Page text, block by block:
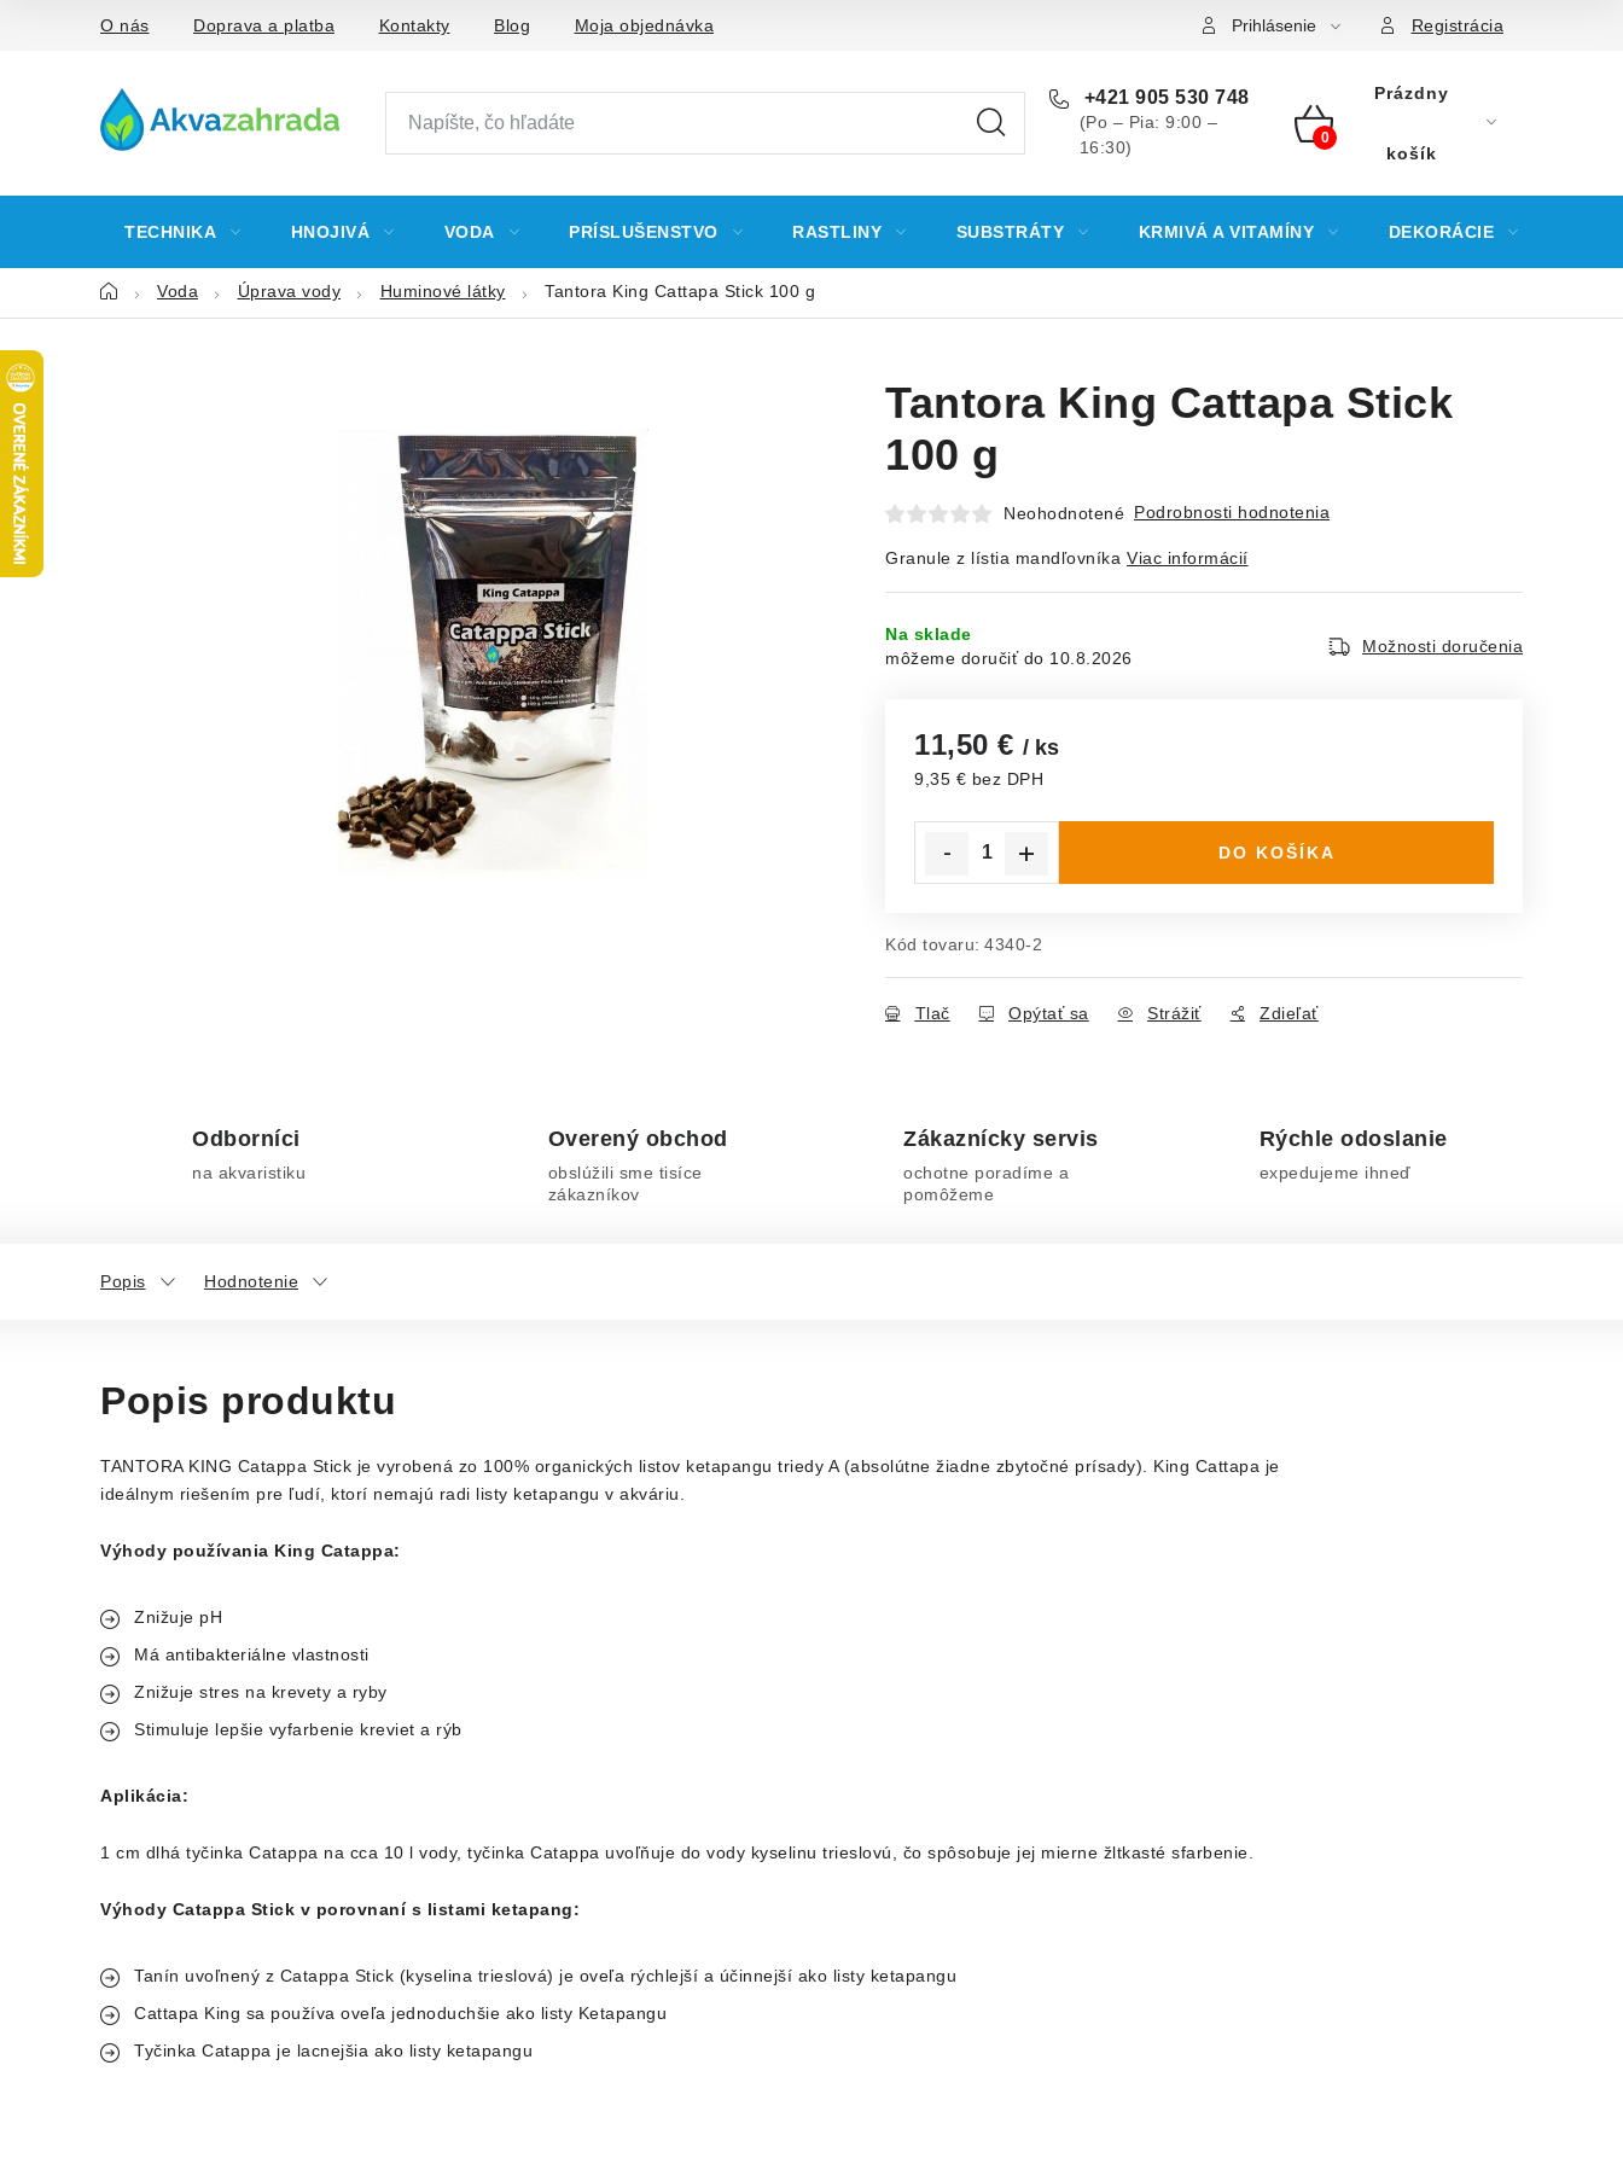
O nás Doprava a platba Kontakty Blog Moja objednávka Prihlásenie Registrácia
+421 905 530 748
(Po – Pia: 9:00 –
16:30)
NÁKUPNÝ
Prázdny
košík
TECHNIKA HNOJIVÁ VODA PRÍSLUŠENSTVO RASTLINY SUBSTRÁTY KRMIVÁ A VITAMÍNY DEKORÁCIE
DomovVoda Úprava vody Huminové látky Tantora King Cattapa Stick 100 g
Tantora King Cattapa Stick
100 g
Neohodnotené Podrobnosti hodnotenia
Granule z lístia mandľovníka Viac informácií
Na sklade
10.8.2026
Možnosti doručenia
11,50 € / ks
9,35 € bez DPH
DO KOŠÍKA
Kód tovaru: 4340-2
Tlač Opýtať sa Strážiť Zdieľať
Odborníci
na akvaristiku
Overený obchod
obslúžili sme tisíce
zákazníkov
Zákaznícky servis
ochotne poradíme a
pomôžeme
Rýchle odoslanie
expedujeme ihneď
Popis Hodnotenie
Popis produktu
TANTORA KING Catappa Stick je vyrobená zo 100% organických listov ketapangu triedy A (absolútne žiadne zbytočné prísady).
King Cattapa je
ideálnym riešením pre ľudí, ktorí nemajú radi listy ketapangu v akváriu.
Výhody používania King Catappa:
Znižuje pH
Má antibakteriálne vlastnosti
Znižuje stres na krevety a ryby
Stimuluje lepšie vyfarbenie kreviet a rýb
Aplikácia:
1 cm dlhá tyčinka Catappa na cca 10 l vody, tyčinka Catappa uvoľňuje do vody kyselinu trieslovú, čo spôsobuje jej mierne žltkasté sfarbenie.
Výhody Catappa Stick v porovnaní s listami ketapang:
Tanín uvoľnený z Catappa Stick (kyselina trieslová) je oveľa rýchlejší a účinnejší ako listy ketapangu
Cattapa King sa používa oveľa jednoduchšie ako listy Ketapangu
Tyčinka Catappa je lacnejšia ako listy ketapangu